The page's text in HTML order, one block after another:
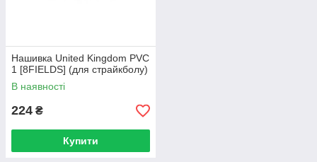
Нашивка United Kingdom PVC
1 [8FIELDS] (для страйкболу)
В наявності
224 ₴
Купити